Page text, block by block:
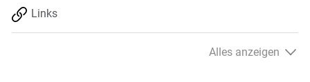
Links
Alles anzeigen